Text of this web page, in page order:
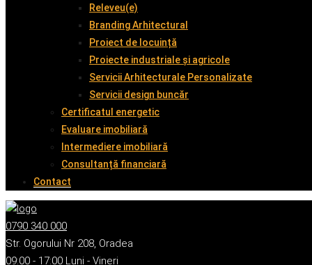
Releveu(e)
Branding Arhitectural
Proiect de locuință
Proiecte industriale și agricole
Servicii Arhitecturale Personalizate
Servicii design buncăr
Certificatul energetic
Evaluare imobiliară
Intermediere imobiliară
Consultanță financiară
Contact
0790 340 000
Str. Ogorului Nr 208, Oradea
09:00 - 17:00 Luni - Vineri